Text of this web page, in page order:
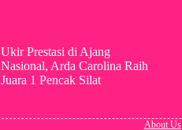
Ukir Prestasi di Ajang
Nasional, Arda Carolina Raih
Juara 1 Pencak Silat
About Us